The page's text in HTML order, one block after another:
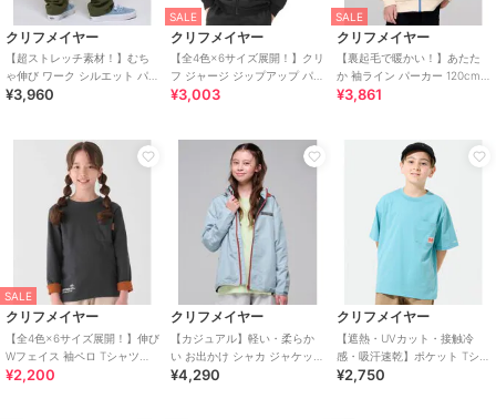
サイズ 120,130,140,150,160,170
素材
本体: ポリエステル65% 綿35% リ
ブ: ポリエステル65% 綿32% ポリ
ウレタン3% パイピング: ナイロン
商品のお取り扱い方法
お手入れ
原産国
クリフメイヤー
【超ストレッチ素材！】むち
ゃ伸び ワーク シルエット パン
ツ 120cm～170cm
¥3,960
SALE
クリフメイヤー
【全4色×6サイズ展開！】クリ
フ ジャージ ジップアップ パー
カー 120cm～170cm
¥3,003
SALE
クリフメイヤー
【裏起毛で暖かい！】あたた
か 袖ライン パーカー 120cm
～170cm
¥3,861
SALE
クリフメイヤー
【全4色×6サイズ展開！】伸び
Wフェイス 袖ペロ Tシャツ
120cm～170cm
¥2,200
クリフメイヤー
【カジュアル】軽い・柔らか
い お出かけ シャカ ジャケット
120cm～170cm
¥4,290
クリフメイヤー
【遮熱・UVカット・接触冷
感・吸汗速乾】ポケット Tシャ
ツ 120cm～170cm
¥2,750